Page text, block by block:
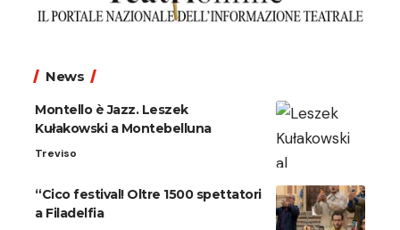
News
Montello è Jazz. Leszek
Kułakowski a Montebelluna
Treviso
“Cico festival! Oltre 1500 spettatori
a Filadelfia